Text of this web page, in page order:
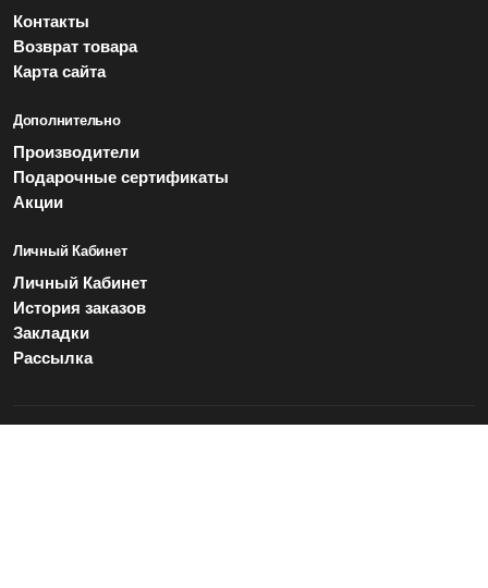
Контакты
Возврат товара
Карта сайта
Дополнительно
Производители
Подарочные сертификаты
Акции
Личный Кабинет
Личный Кабинет
История заказов
Закладки
Рассылка